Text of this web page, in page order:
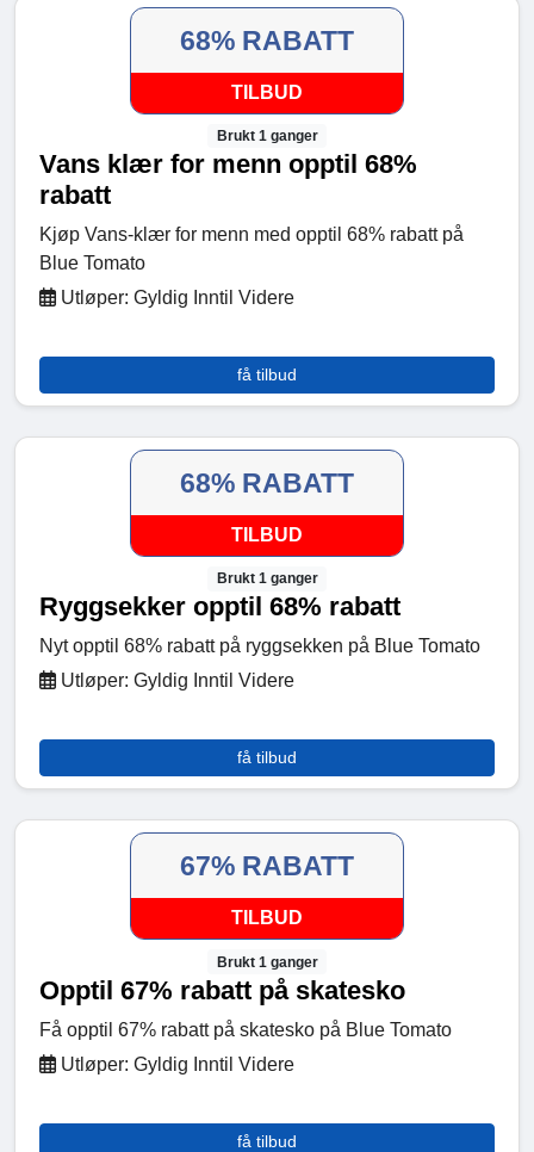
68% RABATT
TILBUD
Brukt 1 ganger
Vans klær for menn opptil 68%
rabatt
Kjøp Vans-klær for menn med opptil 68% rabatt på
Blue Tomato
Utløper: Gyldig Inntil Videre
få tilbud
68% RABATT
TILBUD
Brukt 1 ganger
Ryggsekker opptil 68% rabatt
Nyt opptil 68% rabatt på ryggsekken på Blue Tomato
Utløper: Gyldig Inntil Videre
få tilbud
67% RABATT
TILBUD
Brukt 1 ganger
Opptil 67% rabatt på skatesko
Få opptil 67% rabatt på skatesko på Blue Tomato
Utløper: Gyldig Inntil Videre
få tilbud